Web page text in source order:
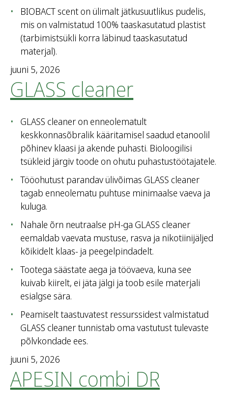
BIOBACT scent on ülimalt jätkusuutlikus pudelis,
mis on valmistatud 100% taaskasutatud plastist
(tarbimistsükli korra läbinud taaskasutatud
materjal).
juuni 5, 2026
GLASS cleaner
GLASS cleaner on enneolematult
keskkonnasõbralik kääritamisel saadud etanoolil
põhinev klaasi ja akende puhasti. Bioloogilisi
tsükleid järgiv toode on ohutu puhastustöötajatele.
Tööohutust parandav ülivõimas GLASS cleaner
tagab enneolematu puhtuse minimaalse vaeva ja
kuluga.
Nahale õrn neutraalse pH-ga GLASS cleaner
eemaldab vaevata mustuse, rasva ja nikotiinijäljed
kõikidelt klaas- ja peegelpindadelt.
Tootega säästate aega ja töövaeva, kuna see
kuivab kiirelt, ei jäta jälgi ja toob esile materjali
esialgse sära.
Peamiselt taastuvatest ressurssidest valmistatud
GLASS cleaner tunnistab oma vastutust tulevaste
põlvkondade ees.
juuni 5, 2026
APESIN combi DR